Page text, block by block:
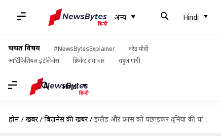
अन्य Hindi
चर्चित विषय #NewsBytesExplainer
नरेंद्र मोदी
आर्टिफिशियल इंटेलिजेंस
क्रिकेट समाचार राहुल गांधी
Hindi
होम / खबरें / बिज़नेस की खबरें / इंग्लैंड और फ्रांस को पछाड़कर दुनिया की पांचवीं सबसे बड़ी अर्थव्यवस्था बना भारत